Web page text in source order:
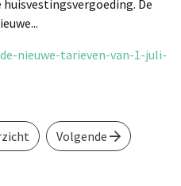
De
nieuwe-tarieven-van-1-juli-
Volgende